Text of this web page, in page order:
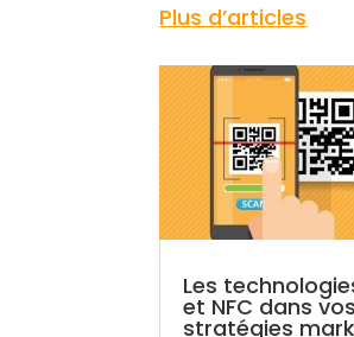
Plus d’articles
Les
et NFC dans vos
stratégies